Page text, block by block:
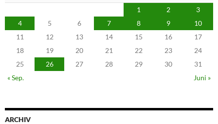
1
2
3
4
5 6 7 8 9
10
11
12 13 14 15 16
17
18
19 20 21 22 23
24
25
26 27 28 29 30
31
« Sep.
Juni »
ARCHIV